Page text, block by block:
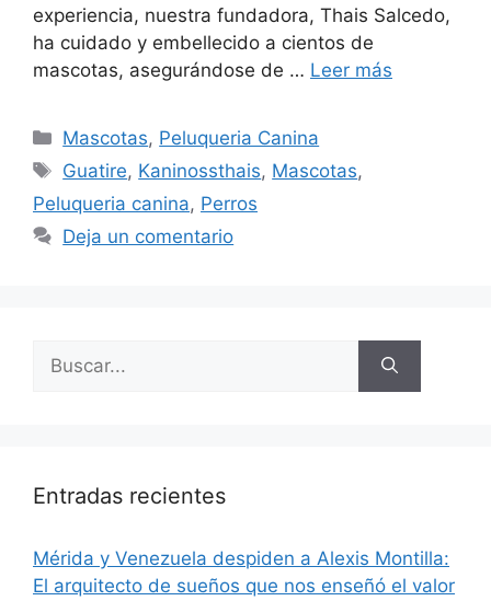
experiencia, nuestra fundadora, Thais Salcedo,
ha cuidado y embellecido a cientos de
mascotas, asegurándose de … Leer más
Mascotas, Peluqueria Canina
Guatire, Kaninossthais, Mascotas,
Peluqueria canina, Perros
Deja un comentario
Entradas recientes
​Mérida y Venezuela despiden a Alexis Montilla:
El arquitecto de sueños que nos enseñó el valor